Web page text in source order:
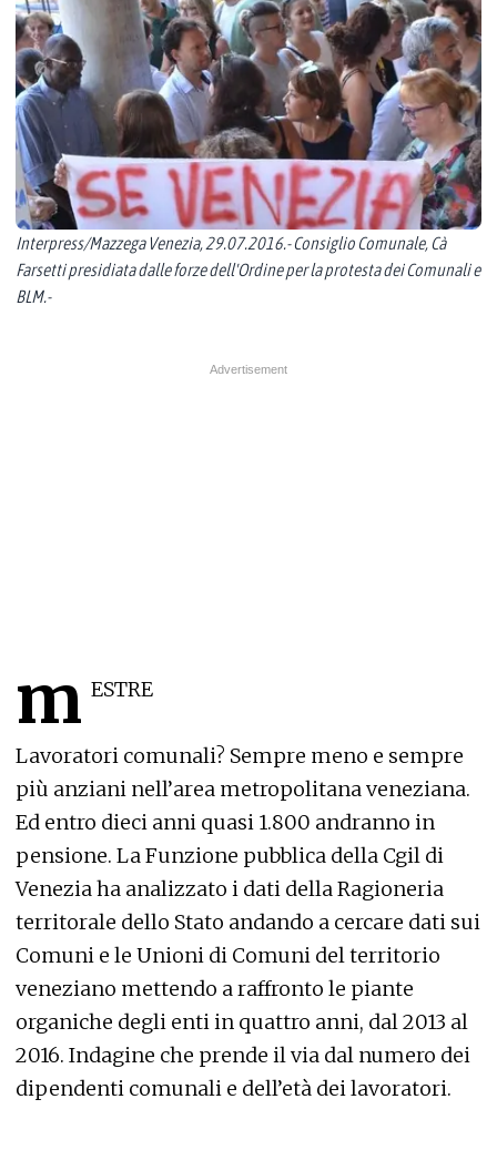
Interpress/Mazzega Venezia, 29.07.2016.- Consiglio Comunale, Cà
Farsetti presidiata dalle forze dell'Ordine per la protesta dei Comunali e
BLM.-
m ESTRE
Lavoratori comunali? Sempre meno e sempre
più anziani nell’area metropolitana veneziana.
Ed entro dieci anni quasi 1.800 andranno in
pensione. La Funzione pubblica della Cgil di
Venezia ha analizzato i dati della Ragioneria
territorale dello Stato andando a cercare dati sui
Comuni e le Unioni di Comuni del territorio
veneziano mettendo a raffronto le piante
organiche degli enti in quattro anni, dal 2013 al
2016. Indagine che prende il via dal numero dei
dipendenti comunali e dell’età dei lavoratori.